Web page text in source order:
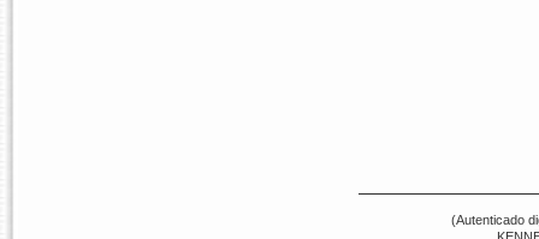
(Autenticado